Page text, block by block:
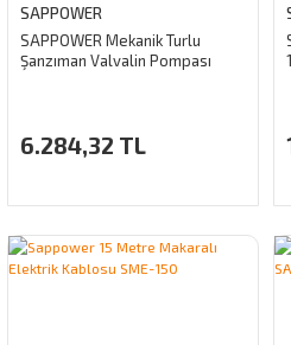
SAPPOWER
SAPPOWER Mekanik Turlu
Şanzıman Valvalin Pompası
6.284,32 TL